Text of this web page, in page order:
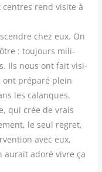
centres rend visite à
chez eux. On
: tou­jours mili­
Ils nous ont fait visi­
ont pré­pa­ré plein
les calanques.
qui crée de vrais
le seul regret,
avec eux,
aurait ado­ré vivre ça